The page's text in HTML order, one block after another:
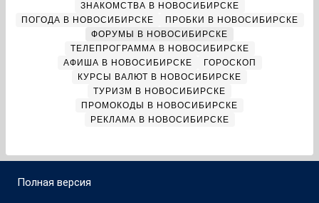
ЗНАКОМСТВА В НОВОСИБИРСКЕ
ПОГОДА В НОВОСИБИРСКЕ
ПРОБКИ В НОВОСИБИРСКЕ
ФОРУМЫ В НОВОСИБИРСКЕ
ТЕЛЕПРОГРАММА В НОВОСИБИРСКЕ
АФИША В НОВОСИБИРСКЕ
ГОРОСКОП
КУРСЫ ВАЛЮТ В НОВОСИБИРСКЕ
ТУРИЗМ В НОВОСИБИРСКЕ
ПРОМОКОДЫ В НОВОСИБИРСКЕ
РЕКЛАМА В НОВОСИБИРСКЕ
Полная версия